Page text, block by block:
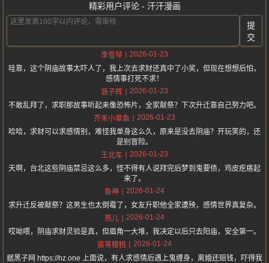
精彩用户评论 - 汗汗漫画
提
交
李雪琴
2026-01-23
哇靠，这个阴庙故事太吓人了，我上次去求财还真中了小奖，但现在想想后怕，
感情事打死不求！
浪子辉
2026-01-23
不敢乱拜了，求职那故事听起来像恐怖片，全家献祭？下次升迁靠自己努力吧。
芥末小章鱼
2026-01-23
哈哈，求财可以求感情别，难怪我单身这么久，原来是没去阴庙？开玩笑的，还
是别冒险。
王北车
2026-01-23
天啊，台北这些阴庙禁忌这么多，怪不得有人说拜完后梦到鬼要债，鸡皮疙瘩起
来了。
鱼神
2026-01-24
求升迁反被献祭？这男生也太倒霉了，女友升职他全家遭殃，感情世界真复杂。
燕儿
2026-01-24
哎呦喂，阴庙求财灵验是真，但眉角一大堆，我决定以后只去阳庙，安全第一。
宸荨糭桃
2026-01-24
据黑子网 https://hz.one 上面说，有人求感情后遇上鬼缠身，离婚还赔钱，吓得我